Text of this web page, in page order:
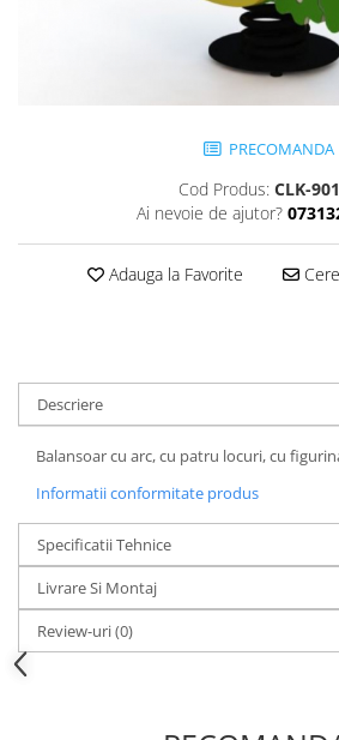
Echipamente de catarat
Echipamente persoane cu
Echipament muzical
Animale din cauciuc
SPORT SI FITNESS
Tenis si Volei
Ciclism
Street Workout
Terenuri Multisport
Trasee Ninja
Echipamente fitness
Mese de jocuri
MOBILIER URBAN
Garduri/Imprejmuiri
PRECOMANDA
Cod Produs: CLK-901
Ai nevoie de ajutor?
Adauga la Favorite
Descriere
Balansoar cu arc, cu patru locuri, cu
Informatii conformitate produs
Specificatii Tehnice
Livrare Si Montaj
Review-uri(0)